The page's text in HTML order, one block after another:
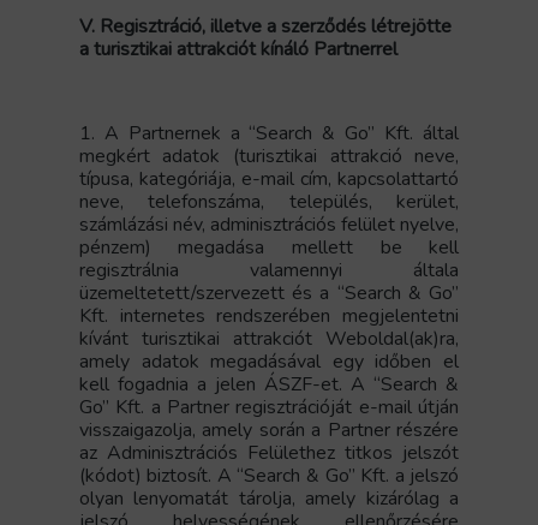
V. Regisztráció, illetve a szerződés létrejötte
a turisztikai attrakciót kínáló Partnerrel
1. A Partnernek a “Search & Go” Kft. által
megkért adatok (turisztikai attrakció neve,
típusa, kategóriája, e-mail cím, kapcsolattartó
neve, telefonszáma, település, kerület,
számlázási név, adminisztrációs felület nyelve,
pénzem) megadása mellett be kell
regisztrálnia valamennyi általa
üzemeltetett/szervezett és a “Search & Go”
Kft. internetes rendszerében megjelentetni
kívánt turisztikai attrakciót Weboldal(ak)ra,
amely adatok megadásával egy időben el
kell fogadnia a jelen ÁSZF-et. A “Search &
Go” Kft. a Partner regisztrációját e-mail útján
visszaigazolja, amely során a Partner részére
az Adminisztrációs Felülethez titkos jelszót
(kódot) biztosít. A “Search & Go” Kft. a jelszó
olyan lenyomatát tárolja, amely kizárólag a